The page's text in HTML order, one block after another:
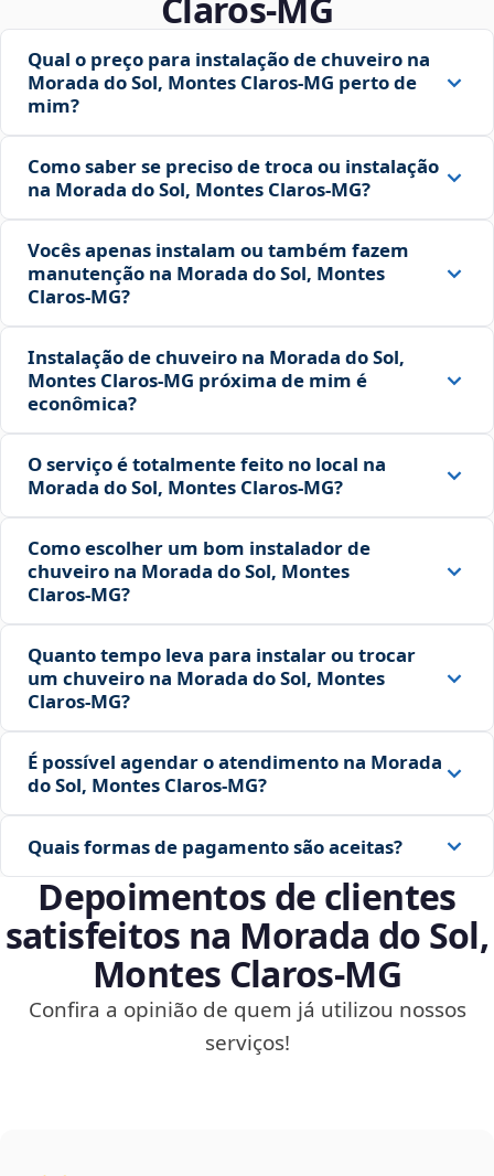
Claros‑MG
Qual o preço para instalação de chuveiro na
Morada do Sol, Montes Claros‑MG perto de
mim?
Como saber se preciso de troca ou instalação
na Morada do Sol, Montes Claros‑MG?
Vocês apenas instalam ou também fazem
manutenção na Morada do Sol, Montes
Claros‑MG?
Instalação de chuveiro na Morada do Sol,
Montes Claros‑MG próxima de mim é
econômica?
O serviço é totalmente feito no local na
Morada do Sol, Montes Claros‑MG?
Como escolher um bom instalador de
chuveiro na Morada do Sol, Montes
Claros‑MG?
Quanto tempo leva para instalar ou trocar
um chuveiro na Morada do Sol, Montes
Claros‑MG?
É possível agendar o atendimento na Morada
do Sol, Montes Claros‑MG?
Quais formas de pagamento são aceitas?
Depoimentos de clientes
satisfeitos na Morada do Sol,
Montes Claros‑MG
Confira a opinião de quem já utilizou nossos
serviços!